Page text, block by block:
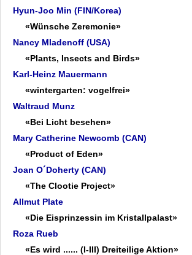
Hyun-Joo Min (FIN/Korea)
«Wünsche Zeremonie»
Nancy Mladenoff (USA)
«Plants, Insects and Birds»
Karl-Heinz Mauermann
«wintergarten: vogelfrei»
Waltraud Munz
«Bei Licht besehen»
Mary Catherine Newcomb (CAN)
«Product of Eden»
Joan O´Doherty (CAN)
«The Clootie Project»
Allmut Plate
«Die Eisprinzessin im Kristallpalast»
Roza Rueb
«Es wird ...... (I-III) Dreiteilige Aktion»